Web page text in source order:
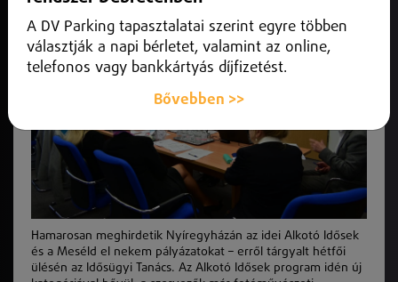
Hamarosan meghirdetik Nyíregyházán az idei Alkotó Idősek
és a Meséld el nekem pályázatokat – erről tárgyalt hétfői
ülésén az Idősügyi Tanács. Az Alkotó Idősek program idén új
A DV Parking tapasztalatai szerint egyre többen
választják a napi bérletet, valamint az online,
telefonos vagy bankkártyás díjfizetést.
Bővebben >>